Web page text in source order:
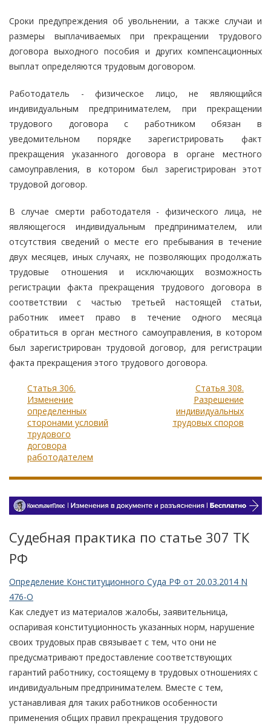
Сроки предупреждения об увольнении, а также случаи и
размеры выплачиваемых при прекращении трудового
договора выходного пособия и других компенсационных
выплат определяются трудовым договором.
Работодатель - физическое лицо, не являющийся
индивидуальным предпринимателем, при прекращении
трудового договора с работником обязан в
уведомительном порядке зарегистрировать факт
прекращения указанного договора в органе местного
самоуправления, в котором был зарегистрирован этот
трудовой договор.
В случае смерти работодателя - физического лица, не
являющегося индивидуальным предпринимателем, или
отсутствия сведений о месте его пребывания в течение
двух месяцев, иных случаях, не позволяющих продолжать
трудовые отношения и исключающих возможность
регистрации факта прекращения трудового договора в
соответствии с частью третьей настоящей статьи,
работник имеет право в течение одного месяца
обратиться в орган местного самоуправления, в котором
был зарегистрирован трудовой договор, для регистрации
факта прекращения этого трудового договора.
Статья 306.
Изменение
определенных
сторонами условий
трудового
договора
работодателем
Статья 308.
Разрешение
индивидуальных
трудовых споров
Судебная практика по статье 307 TК
РФ
Определение Конституционного Суда РФ от 20.03.2014 N
476-О
Как следует из материалов жалобы, заявительница,
оспаривая конституционность указанных норм, нарушение
своих трудовых прав связывает с тем, что они не
предусматривают предоставление соответствующих
гарантий работнику, состоящему в трудовых отношениях с
индивидуальным предпринимателем. Вместе с тем,
устанавливая для таких работников особенности
применения общих правил прекращения трудового